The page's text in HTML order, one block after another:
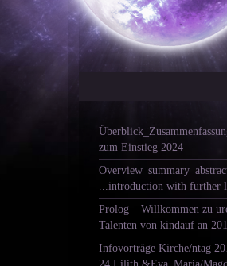
zum Einstieg 2024
...introduction with further
Prolog – Willkommen zu
Talenten von kindauf an
Infovorträge Kirche/ntag